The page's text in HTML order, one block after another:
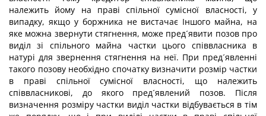
належить йому на праві спільної сумісної власності, у
випадку, якщо у боржника не вистачає Іншого майна, на
яке можна звернути стягнення, може пред´явити позов про
виділ зі спільного майна частки цього співвласника в
натурі для звернення стягнення на неї. При пред´явленні
такого позову необхідно спочатку визначити розмір частки
в праві спільної сумісної власності, що належить
співвласникові, до якого пред´явлений позов. Після
визначення розміру частки виділ частки відбувається в тім